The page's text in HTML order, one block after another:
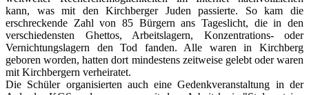
kann, was mit den Kirchberger Juden passierte. So kam die
erschreckende Zahl von 85 Bürgern ans Tageslicht, die in den
verschiedensten Ghettos, Arbeitslagern, Konzentrations- oder
Vernichtungslagern den Tod fanden. Alle waren in Kirchberg
geboren worden, hatten dort mindestens zeitweise gelebt oder waren
mit Kirchbergern verheiratet.
Die Schüler organisierten auch eine Gedenkveranstaltung in der